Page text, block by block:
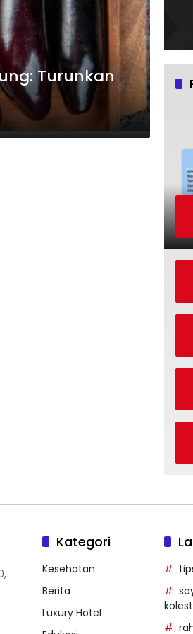
Turunkan
Kategori
Kesehatan
Berita
Luxury Hotel